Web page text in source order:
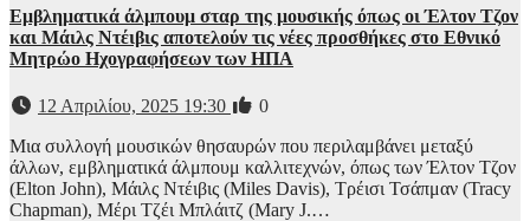
Εμβληματικά άλμπουμ σταρ της μουσικής όπως οι Έλτον Τζον
και Μάιλς Ντέιβις αποτελούν τις νέες προσθήκες στο Εθνικό
Μητρώο Ηχογραφήσεων των ΗΠΑ
12 Απριλίου, 2025 19:30
0
Μια συλλογή μουσικών θησαυρών που περιλαμβάνει μεταξύ
άλλων, εμβληματικά άλμπουμ καλλιτεχνών, όπως των Έλτον Τζον
(Elton John), Μάιλς Ντέιβις (Miles Davis), Τρέισι Τσάπμαν (Tracy
Chapman), Μέρι Τζέι Μπλάιτζ (Mary J.…